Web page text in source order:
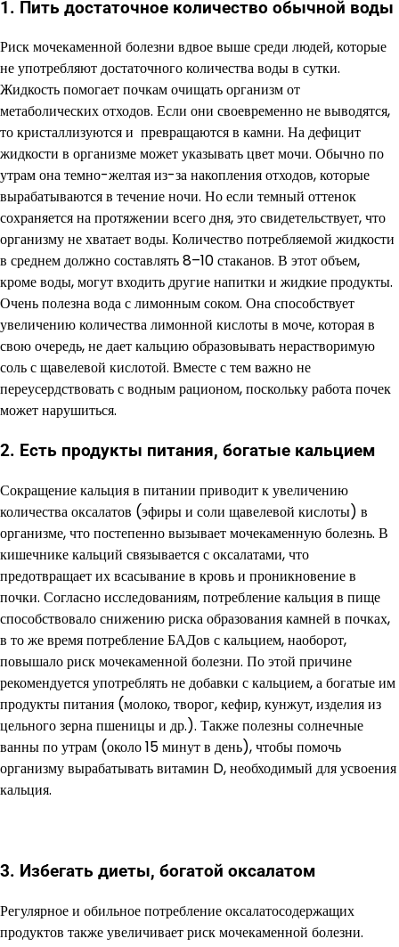
1. Пить достаточное количество обычной воды
Риск мочекаменной болезни вдвое выше среди людей, которые
не употребляют достаточного количества воды в сутки.
Жидкость помогает почкам очищать организм от
метаболических отходов. Если они своевременно не выводятся,
то кристаллизуются и превращаются в камни. На дефицит
жидкости в организме может указывать цвет мочи. Обычно по
утрам она темно-желтая из-за накопления отходов, которые
вырабатываются в течение ночи. Но если темный оттенок
сохраняется на протяжении всего дня, это свидетельствует, что
организму не хватает воды. Количество потребляемой жидкости
в среднем должно составлять 8–10 стаканов. В этот объем,
кроме воды, могут входить другие напитки и жидкие продукты.
Очень полезна вода с лимонным соком. Она способствует
увеличению количества лимонной кислоты в моче, которая в
свою очередь, не дает кальцию образовывать нерастворимую
соль с щавелевой кислотой. Вместе с тем важно не
переусердствовать с водным рационом, поскольку работа почек
может нарушиться.
2. Есть продукты питания, богатые кальцием
Сокращение кальция в питании приводит к увеличению
количества оксалатов (эфиры и соли щавелевой кислоты) в
организме, что постепенно вызывает мочекаменную болезнь. В
кишечнике кальций связывается с оксалатами, что
предотвращает их всасывание в кровь и проникновение в
почки. Согласно исследованиям, потребление кальция в пище
способствовало снижению риска образования камней в почках,
в то же время потребление БАДов с кальцием, наоборот,
повышало риск мочекаменной болезни. По этой причине
рекомендуется употреблять не добавки с кальцием, а богатые им
продукты питания (молоко, творог, кефир, кунжут, изделия из
цельного зерна пшеницы и др.). Также полезны солнечные
ванны по утрам (около 15 минут в день), чтобы помочь
организму вырабатывать витамин D, необходимый для усвоения
кальция.
3. Избегать диеты, богатой оксалатом
Регулярное и обильное потребление оксалатосодержащих
продуктов также увеличивает риск мочекаменной болезни.